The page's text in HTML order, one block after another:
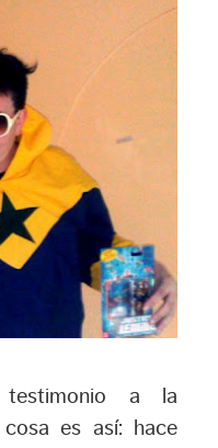
a la
es así: hace